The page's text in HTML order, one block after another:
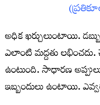
అధిక ఖర్చులుంటాయి.
ఎలాంటి మద్దతు
ఉంటుంది. సాధారణ
ఇబ్బందులు ఉంటాయి.